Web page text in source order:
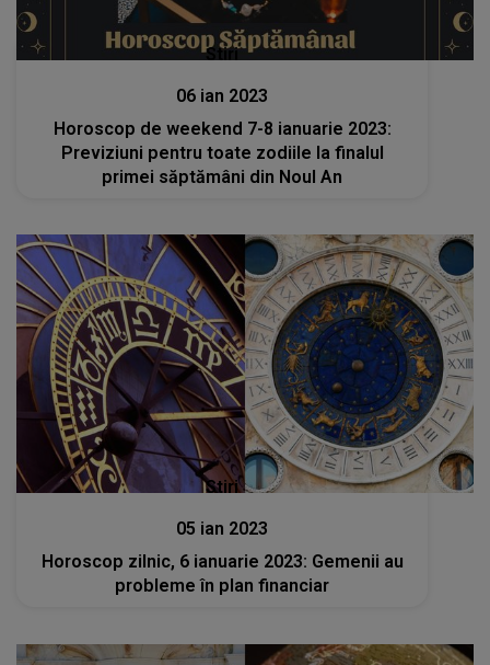
Stiri
06 ian 2023
Horoscop de weekend 7-8 ianuarie 2023:
Previziuni pentru toate zodiile la finalul
primei săptămâni din Noul An
Stiri
05 ian 2023
Horoscop zilnic, 6 ianuarie 2023: Gemenii au
probleme în plan financiar